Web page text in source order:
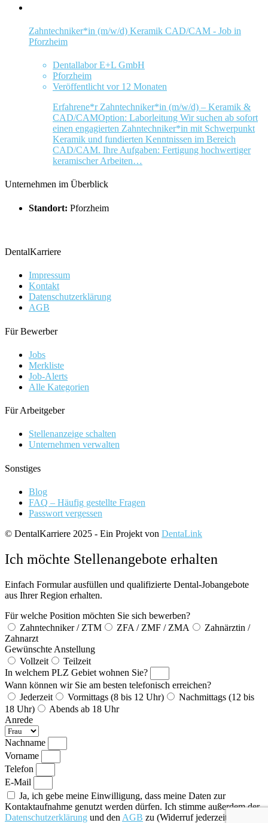
Zahntechniker*in (m/w/d) Keramik CAD/CAM - Job in
Pforzheim
Dentallabor E+L GmbH
Pforzheim
Veröffentlicht vor 12 Monaten
Erfahrene*r Zahntechniker*in (m/w/d) – Keramik &
CAD/CAMOption: Laborleitung Wir suchen ab sofort
einen engagierten Zahntechniker*in mit Schwerpunkt
Keramik und fundierten Kenntnissen im Bereich
CAD/CAM. Ihre Aufgaben: Fertigung hochwertiger
keramischer Arbeiten…
Unternehmen im Überblick
Standort: Pforzheim
DentalKarriere
Impressum
Kontakt
Datenschutzerklärung
AGB
Für Bewerber
Jobs
Merkliste
Job-Alerts
Alle Kategorien
Für Arbeitgeber
Stellenanzeige schalten
Unternehmen verwalten
Sonstiges
Blog
FAQ – Häufig gestellte Fragen
Passwort vergessen
© DentalKarriere 2025 - Ein Projekt von DentaLink
Ich möchte Stellenangebote erhalten
Einfach Formular ausfüllen und qualifizierte Dental-Jobangebote
aus Ihrer Region erhalten.
Für welche Position möchten Sie sich bewerben?
Zahntechniker / ZTM
ZFA / ZMF / ZMA
Zahnärztin /
Zahnarzt
Gewünschte Anstellung
Vollzeit
Teilzeit
In welchem PLZ Gebiet wohnen Sie?
Wann können wir Sie am besten telefonisch erreichen?
Jederzeit
Vormittags (8 bis 12 Uhr)
Nachmittags (12 bis
18 Uhr)
Abends ab 18 Uhr
Anrede
Nachname
Vorname
Telefon
E-Mail
Ja, ich gebe meine Einwilligung, dass meine Daten zur
Kontaktaufnahme genutzt werden dürfen. Ich stimme außerdem der
Datenschutzerklärung und den AGB zu (Widerruf jederzeit